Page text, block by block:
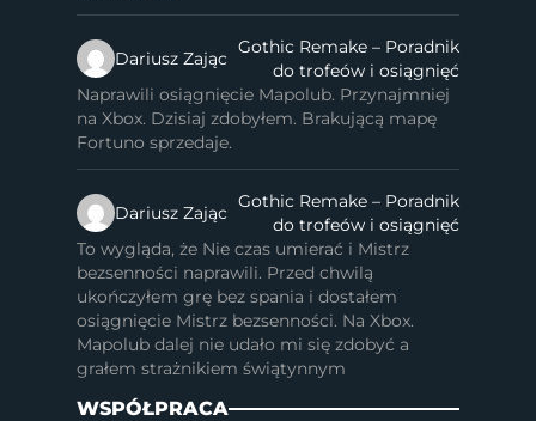
Dariusz Zając
Gothic Remake – Poradnik
do trofeów i osiągnięć
Naprawili osiągnięcie Mapolub. Przynajmniej
na Xbox. Dzisiaj zdobyłem. Brakującą mapę
Fortuno sprzedaje.
Dariusz Zając
Gothic Remake – Poradnik
do trofeów i osiągnięć
To wygląda, że Nie czas umierać i Mistrz
bezsenności naprawili. Przed chwilą
ukończyłem grę bez spania i dostałem
osiągnięcie Mistrz bezsenności. Na Xbox.
Mapolub dalej nie udało mi się zdobyć a
grałem strażnikiem świątynnym
WSPÓŁPRACA